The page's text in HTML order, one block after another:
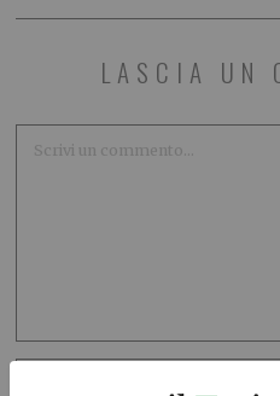
LASCIA UN